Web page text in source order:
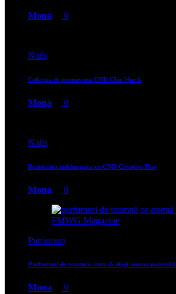
Mona 0
Nails
Colectia de primavara CND Chic Shock
Mona 0
Nails
Rezistenta indelungata cu CND Creative Play
Mona 0
Parfumuri
Parfumuri de toamnă: cum să alegi aroma potrivită
Mona 0